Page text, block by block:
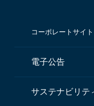
コーポレートサイト
電子公告
サステナビリテ